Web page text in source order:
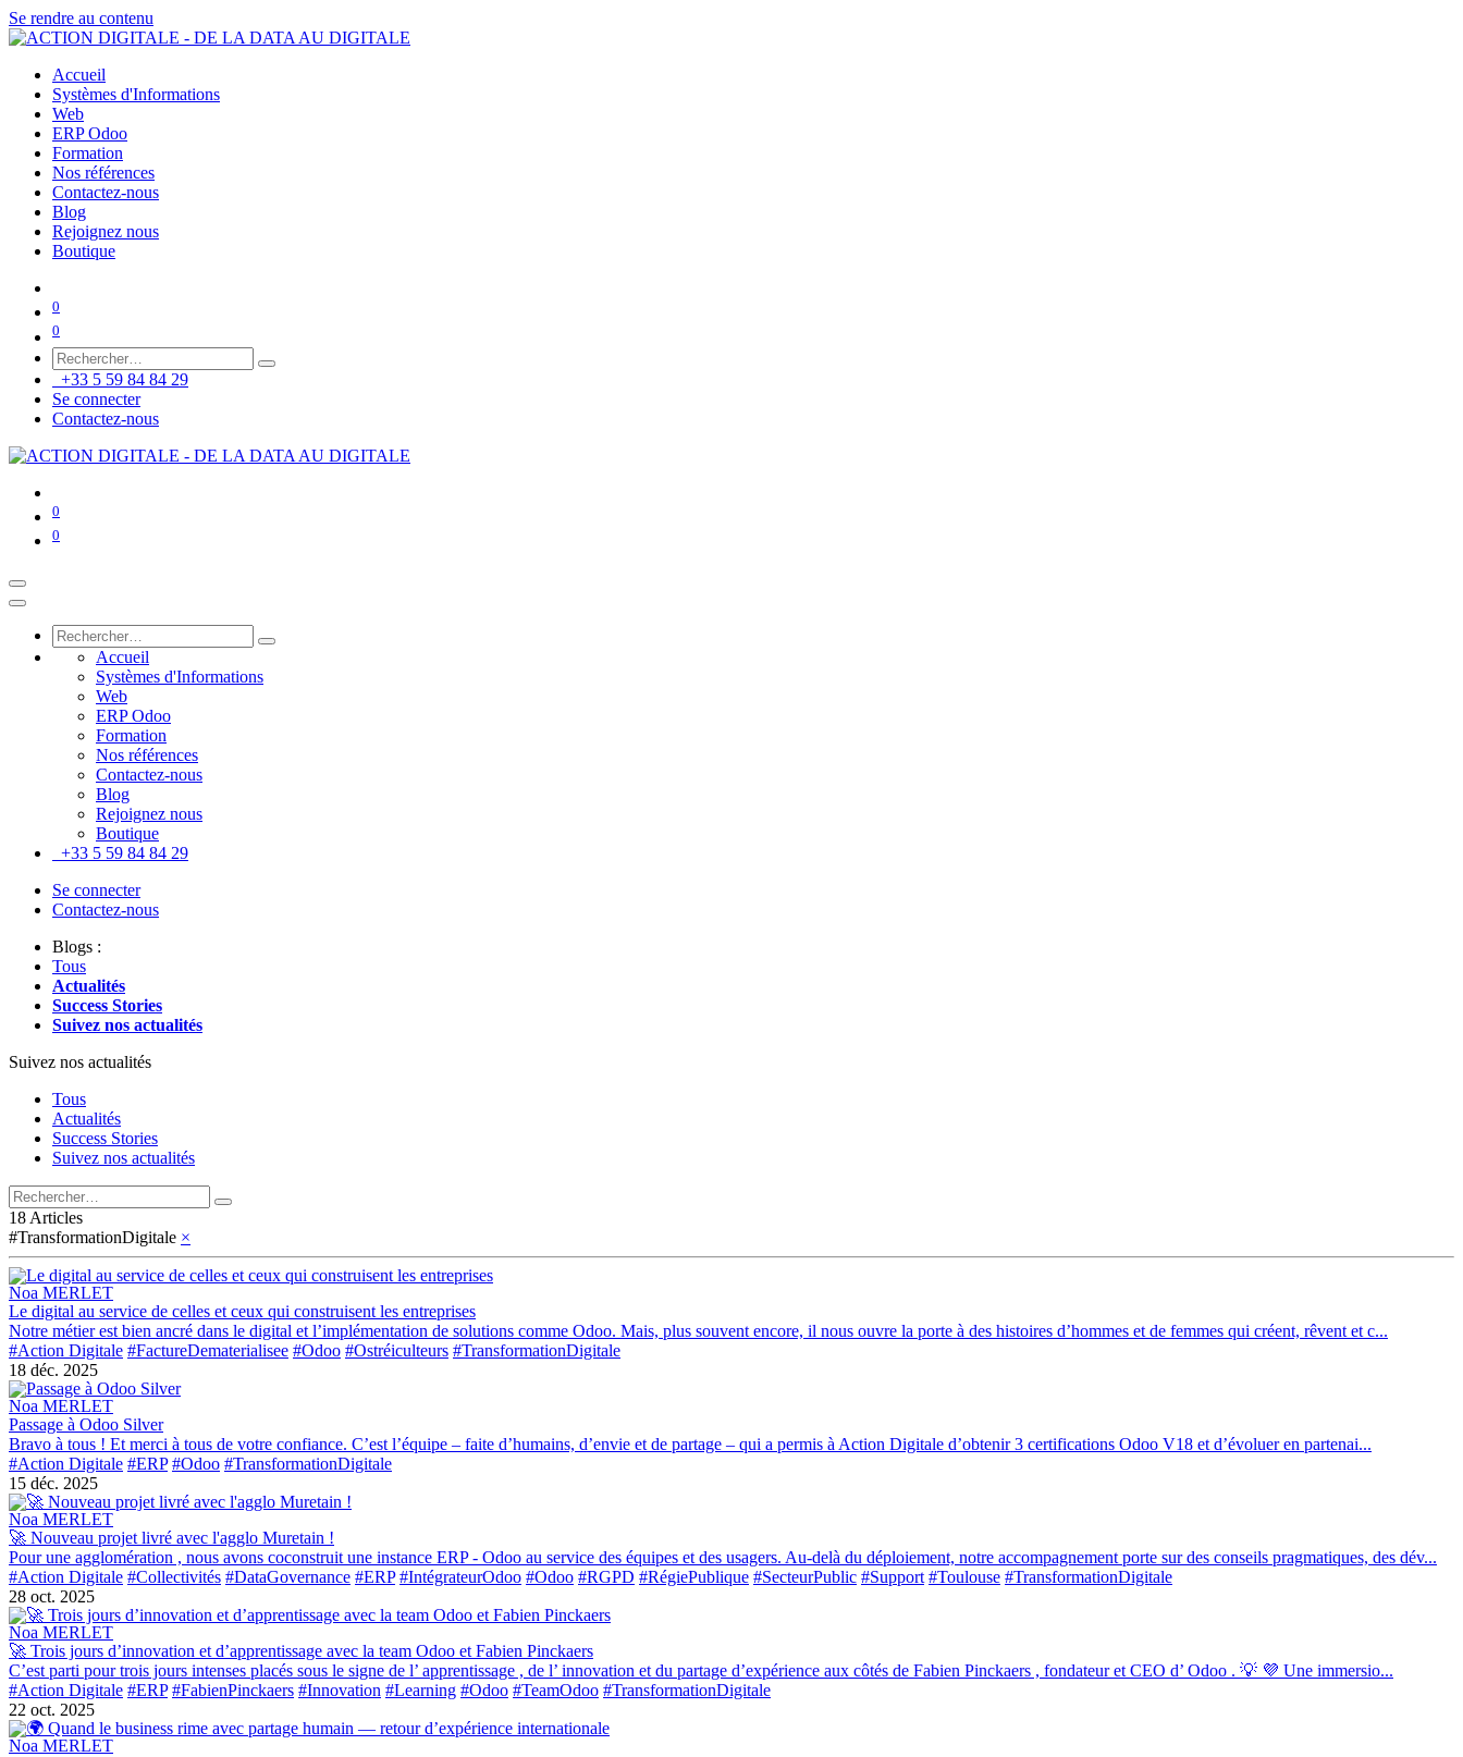
Se rendre au contenu
Accueil
Systèmes d'Informations
Web
ERP Odoo
Formation
Nos références
Contactez-nous
Blog
Rejoignez nous
Boutique
0
0
+33 5 59 84 84 29
Se connecter
Contactez-nous
0
0
Accueil
Systèmes d'Informations
Web
ERP Odoo
Formation
Nos références
Contactez-nous
Blog
Rejoignez nous
Boutique
+33 5 59 84 84 29
Se connecter
Contactez-nous
Blogs :
Tous
Actualités
Success Stories
Suivez nos actualités
Suivez nos actualités
Tous
Actualités
Success Stories
Suivez nos actualités
18 Articles
#TransformationDigitale ×
Noa MERLET
Le digital au service de celles et ceux qui construisent les entreprises
Notre métier est bien ancré dans le digital et l’implémentation de solutions comme Odoo. Mais, plus souvent encore, il nous ouvre la porte à des histoires d’hommes et de femmes qui créent, rêvent et c...
#Action Digitale #FactureDematerialisee #Odoo #Ostréiculteurs #TransformationDigitale
18 déc. 2025
Noa MERLET
Passage à Odoo Silver
Bravo à tous ! Et merci à tous de votre confiance. C’est l’équipe – faite d’humains, d’envie et de partage – qui a permis à Action Digitale d’obtenir 3 certifications Odoo V18 et d’évoluer en partenai...
#Action Digitale #ERP #Odoo #TransformationDigitale
15 déc. 2025
Noa MERLET
🚀 Nouveau projet livré avec l'agglo Muretain !
Pour une agglomération , nous avons coconstruit une instance ERP - Odoo au service des équipes et des usagers. Au-delà du déploiement, notre accompagnement porte sur des conseils pragmatiques, des dév...
#Action Digitale #Collectivités #DataGovernance #ERP #IntégrateurOdoo #Odoo #RGPD #RégiePublique #SecteurPublic #Support #Toulouse #TransformationDigitale
28 oct. 2025
Noa MERLET
🚀 Trois jours d’innovation et d’apprentissage avec la team Odoo et Fabien Pinckaers
C’est parti pour trois jours intenses placés sous le signe de l’ apprentissage , de l’ innovation et du partage d’expérience aux côtés de Fabien Pinckaers , fondateur et CEO d’ Odoo . 💡 💜 Une immersio...
#Action Digitale #ERP #FabienPinckaers #Innovation #Learning #Odoo #TeamOdoo #TransformationDigitale
22 oct. 2025
Noa MERLET